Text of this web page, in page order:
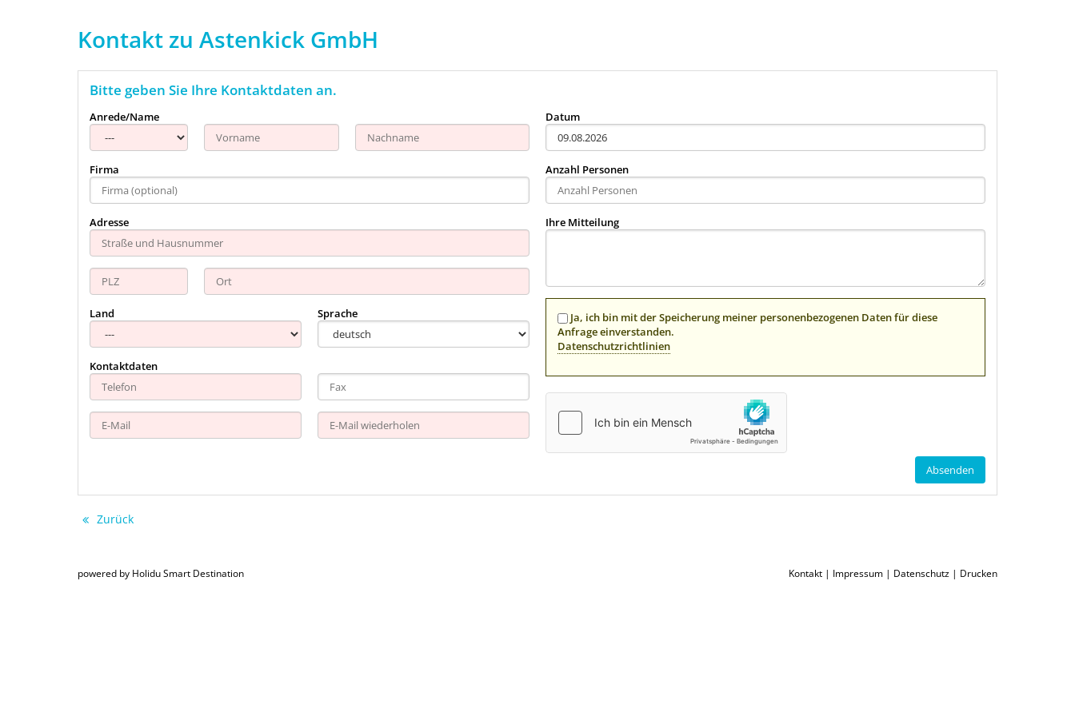
Kontakt zu Astenkick GmbH
Bitte geben Sie Ihre Kontaktdaten an.
Anrede/Name
Firma
Adresse
Land Sprache
Kontaktdaten
Datum
Anzahl Personen
Ihre Mitteilung
Ja, ich bin mit der Speicherung meiner personenbezogenen Daten für diese
Anfrage einverstanden.
Datenschutzrichtlinien
Zurück
Kontakt | Impressum | Datenschutz | Drucken
powered by Holidu Smart Destination